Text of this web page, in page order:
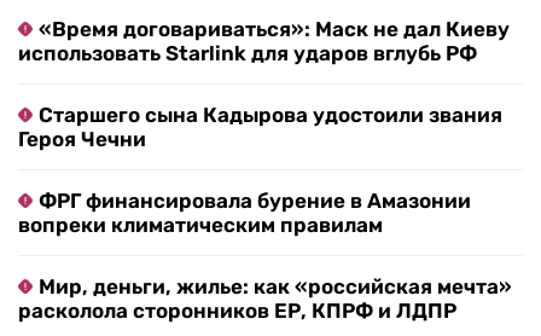
«Время договариваться»: Маск не дал Киеву
использовать Starlink для ударов вглубь РФ
Старшего сына Кадырова удостоили звания
Героя Чечни
ФРГ финансировала бурение в Амазонии
вопреки климатическим правилам
Мир, деньги, жилье: как «российская мечта»
расколола сторонников ЕР, КПРФ и ЛДПР